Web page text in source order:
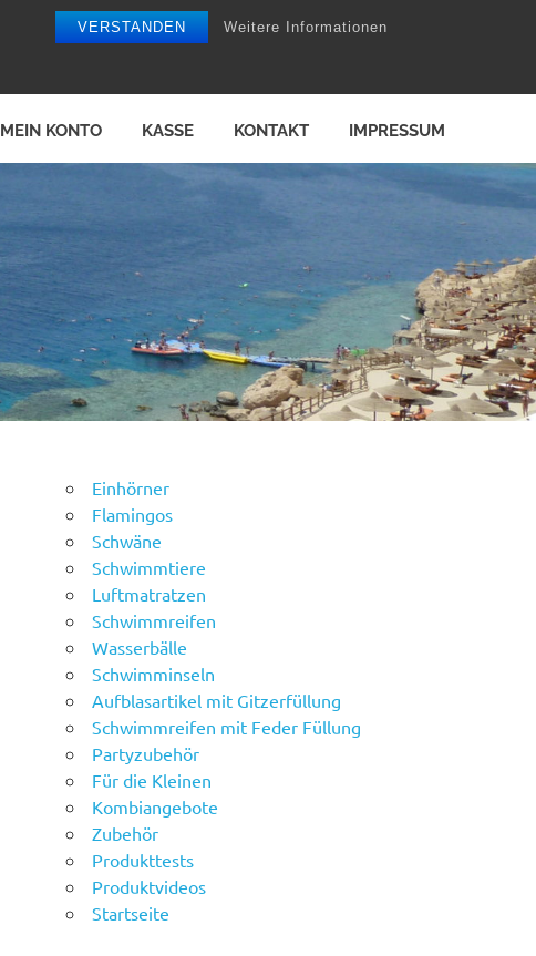
VERSTANDEN Weitere Informationen
MEIN KONTO KASSE KONTAKT IMPRESSUM
Einhörner
Flamingos
Schwäne
Schwimmtiere
Luftmatratzen
Schwimmreifen
Wasserbälle
Schwimminseln
Aufblasartikel mit Gitzerfüllung
Schwimmreifen mit Feder Füllung
Partyzubehör
Für die Kleinen
Kombiangebote
Zubehör
Produkttests
Produktvideos
Startseite